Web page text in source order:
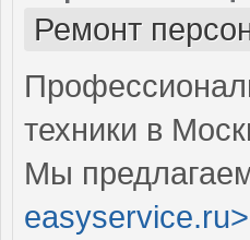
Ремонт
техники в
Мы
easyservice.ru>